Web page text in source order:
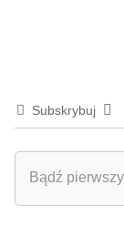
Subskrybuj